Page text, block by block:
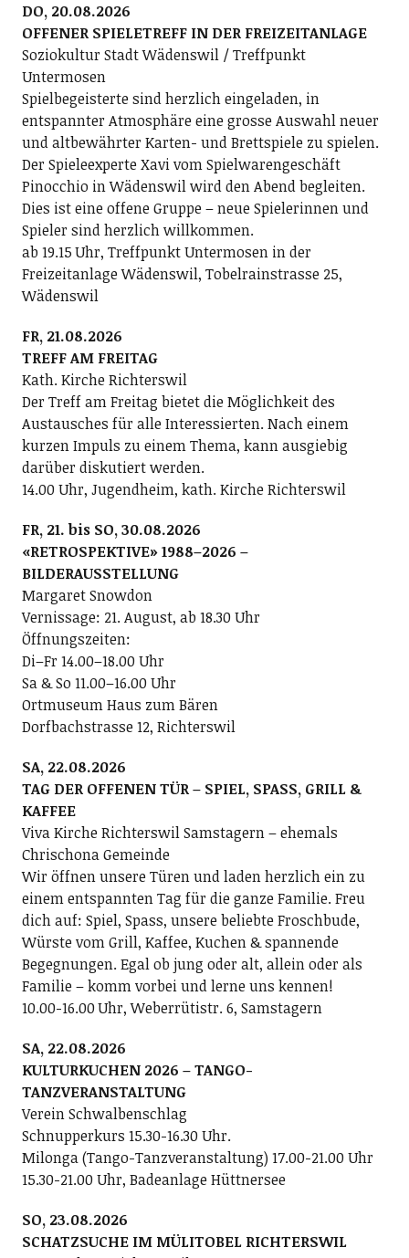
DO, 20.08.2026
OFFENER SPIELETREFF IN DER FREIZEITANLAGE
Soziokultur Stadt Wädenswil / Treffpunkt
Untermosen
Spielbegeisterte sind herzlich eingeladen, in
entspannter Atmosphäre eine grosse Auswahl neuer
und altbewährter Karten- und Brettspiele zu spielen.
Der Spieleexperte Xavi vom Spielwarengeschäft
Pinocchio in Wädenswil wird den Abend begleiten.
Dies ist eine offene Gruppe – neue Spielerinnen und
Spieler sind herzlich willkommen.
ab 19.15 Uhr, Treffpunkt Untermosen in der
Freizeitanlage Wädenswil, Tobelrainstrasse 25,
Wädenswil
FR, 21.08.2026
TREFF AM FREITAG
Kath. Kirche Richterswil
Der Treff am Freitag bietet die Möglichkeit des
Austausches für alle Interessierten. Nach einem
kurzen Impuls zu einem Thema, kann ausgiebig
darüber diskutiert werden.
14.00 Uhr, Jugendheim, kath. Kirche Richterswil
FR, 21. bis SO, 30.08.2026
«RETROSPEKTIVE» 1988–2026 –
BILDERAUSSTELLUNG
Margaret Snowdon
Vernissage: 21. August, ab 18.30 Uhr
Öffnungszeiten:
Di–Fr 14.00–18.00 Uhr
Sa & So 11.00–16.00 Uhr
Ortmuseum Haus zum Bären
Dorfbachstrasse 12, Richterswil
SA, 22.08.2026
TAG DER OFFENEN TÜR – SPIEL, SPASS, GRILL &
KAFFEE
Viva Kirche Richterswil Samstagern – ehemals
Chrischona Gemeinde
Wir öffnen unsere Türen und laden herzlich ein zu
einem entspannten Tag für die ganze Familie. Freu
dich auf: Spiel, Spass, unsere beliebte Froschbude,
Würste vom Grill, Kaffee, Kuchen & spannende
Begegnungen. Egal ob jung oder alt, allein oder als
Familie – komm vorbei und lerne uns kennen!
10.00-16.00 Uhr, Weberrütistr. 6, Samstagern
SA, 22.08.2026
KULTURKUCHEN 2026 – TANGO-
TANZVERANSTALTUNG
Verein Schwalbenschlag
Schnupperkurs 15.30-16.30 Uhr.
Milonga (Tango-Tanzveranstaltung) 17.00-21.00 Uhr
15.30-21.00 Uhr, Badeanlage Hüttnersee
SO, 23.08.2026
SCHATZSUCHE IM MÜLITOBEL RICHTERSWIL